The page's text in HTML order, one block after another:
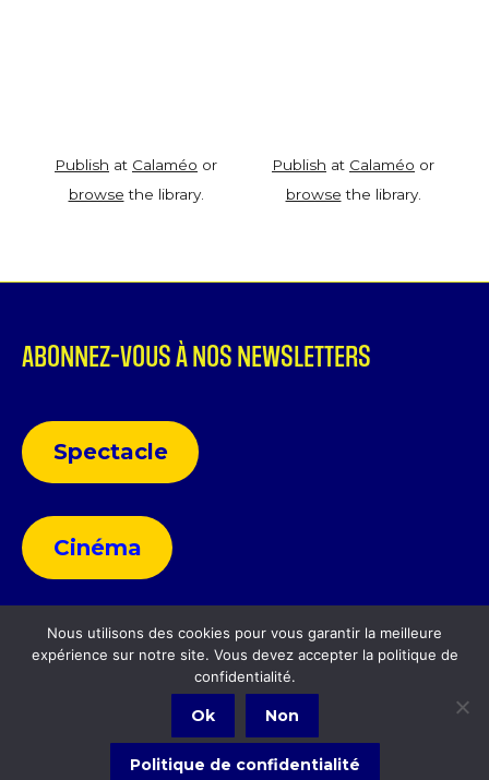
Publish at Calaméo or
browse the library.
Publish at Calaméo or
browse the library.
ABONNEZ-VOUS À NOS NEWSLETTERS
Spectacle
Cinéma
Politique de confidentialité
Nous utilisons des cookies pour vous garantir la meilleure
expérience sur notre site. Vous devez accepter la politique de
confidentialité.
Ok Non
Politique de confidentialité